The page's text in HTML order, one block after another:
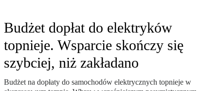
Budżet dopłat do elektryków
topnieje. Wsparcie skończy się
szybciej, niż zakładano
Budżet na dopłaty do samochodów elektrycznych topnieje w